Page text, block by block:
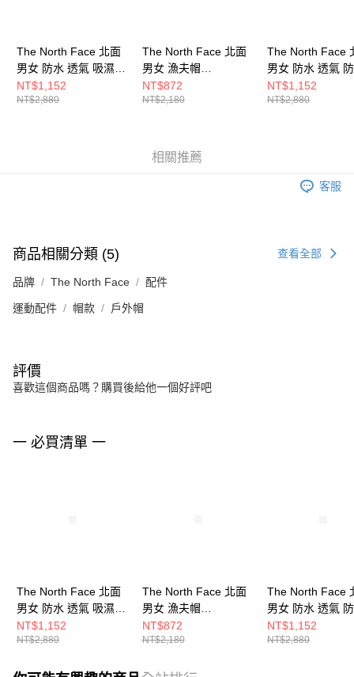
The North Face 北面
男女 防水 透氣 吸濕排
汗 可調節帽帶休閒漁
夫帽 NF0A86RYWOO
NT$1,152
NT$2,880
The North Face 北面
男女 漁夫帽
NF0A5FXFQLI
NT$872
NT$2,180
The North Face
男女 防水 透氣
夫帽
NT$1,152
NT$2,880
相關推薦
客服
商品相關分類 (5) 查看全部
品牌 The North Face 配件
運動配件 帽款 戶外帽
評價
喜歡這個商品嗎？購買後給他一個好評吧
一 必買清單 一
The North Face 北面
男女 防水 透氣 吸濕排
汗 可調節帽帶休閒漁
夫帽 NF0A86RYWOO
NT$1,152
NT$2,880
The North Face 北面
男女 漁夫帽
NF0A5FXFQLI
NT$872
NT$2,180
The North Face
男女 防水 透氣
夫帽
NT$1,152
NT$2,880